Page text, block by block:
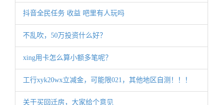
抖音全民任务 收益 吧里有人玩吗
不乱吹，50万投资什么好？
xing用卡怎么算小额多笔呢？
工行xyk20wx立减金，可能限021，其他地区自测！！！
关于买回迁房，大家给个意见